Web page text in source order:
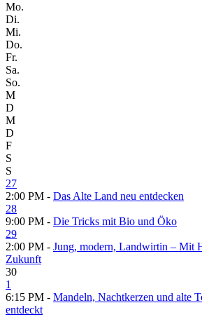
Mo.
Di.
Mi.
Do.
Fr.
Sa.
So.
M
D
M
D
F
S
S
27
2:00 PM - Das Alte Land neu entdecken
28
9:00 PM - Die Tricks mit Bio und Öko
29
2:00 PM - Jung, modern, Landwirtin – Mit
Zukunft
30
1
6:15 PM - Mandeln, Nachtkerzen und alte
entdeckt